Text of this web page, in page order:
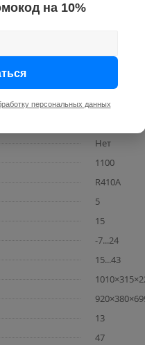
Обычный
51/49/45/
A
Нет
1100
R410A
5
15
-7...24
15...43
13
47
на 10%
персональных данных